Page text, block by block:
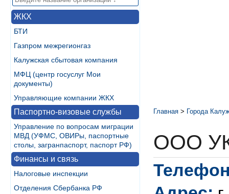
ЖКХ
БТИ
Газпром межрегионгаз
Калужская сбытовая компания
МФЦ (центр госуслуг Мои
документы)
Управляющие компании ЖКХ
Паспортно-визовые службы
Управление по вопросам миграции
МВД (УФМС, ОВИРы, паспортные
столы, загранпаспорт, паспорт РФ)
Финансы и связь
Налоговые инспекции
Отделения Сбербанка РФ
Главная > Города
ООО